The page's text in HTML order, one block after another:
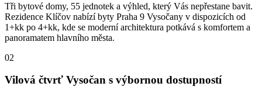
Tři bytové domy, 55 jednotek a výhled, který Vás nepřestane bavit.
Rezidence Klíčov nabízí byty Praha 9 Vysočany v dispozicích od
1+kk po 4+kk, kde se moderní architektura potkává s komfortem a
panoramatem hlavního města.
02
Vilová čtvrť Vysočan s výbornou dostupností